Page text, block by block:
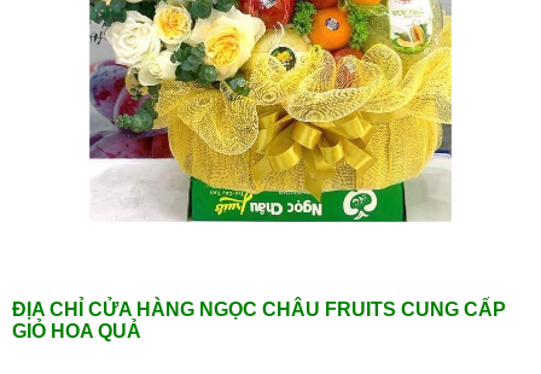
ĐỊA CHỈ CỬA HÀNG NGỌC CHÂU FRUITS CUNG CẤP
GIỎ HOA QUẢ